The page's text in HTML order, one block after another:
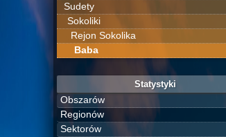
Sudety
Sokoliki
Rejon Sokolika
Baba
Statystyki
Obszarów
Regionów
Sektorów